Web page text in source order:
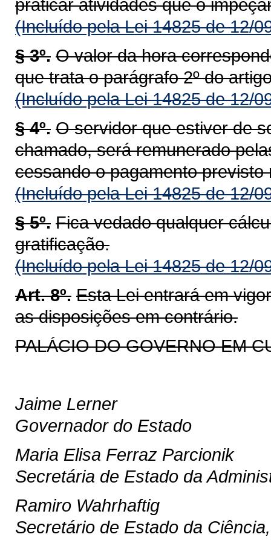
praticar atividades que o
(Incluído pela Lei 14825 de 12/
§ 3º. O valor da hora
que trata o parágrafo 2º do
(Incluído pela Lei 14825 de 12/
§ 4º. O servidor que estiver de
chamado, será remunerado
cessando o pagamento previsto
(Incluído pela Lei 14825 de 12/
§ 5º. Fica vedado qualquer
gratificação.
(Incluído pela Lei 14825 de 12/
Art. 8º. Esta Lei entrará em
as disposições em contrário.
PALÁCIO DO GOVERNO EM
Jaime Lerner
Governador do Estado
Maria Elisa Ferraz Parcionik
Secretária de Estado da
Ramiro Wahrhaftig
Secretário de Estado da